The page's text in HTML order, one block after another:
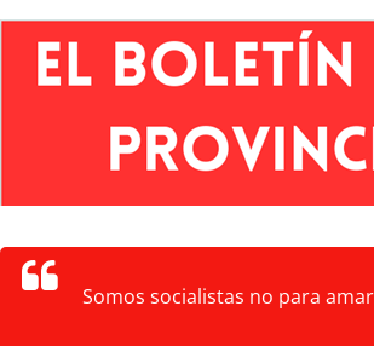
sin actividad
Somos socialistas no para